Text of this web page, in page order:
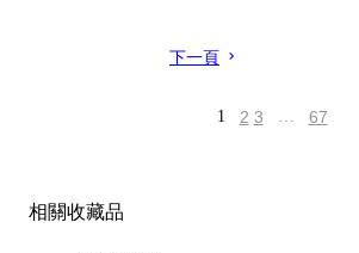
下一頁
1 2 3 … 67
相關收藏品